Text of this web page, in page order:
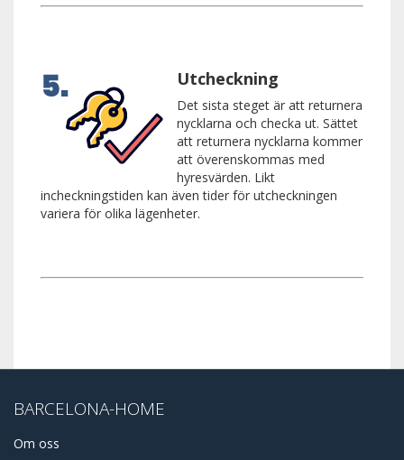
Utcheckning
Det sista steget är att returnera
nycklarna och checka ut. Sättet
att returnera nycklarna kommer
att överenskommas med
hyresvärden. Likt
incheckningstiden kan även tider för utcheckningen
variera för olika lägenheter.
BARCELONA-HOME
Om oss